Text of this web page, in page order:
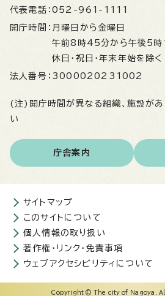
代表電話： 052-961-1111
開庁時間： 月曜日から金曜日
午前8時45分から午後5時
休日・祝日・年末年始を除く
法人番号： 3000020231002
(注)開庁時間が異なる組織、施設が
い
庁舎案内
サイトマップ
このサイトについて
個人情報の取り扱い
著作権・リンク・免責事項
ウェブアクセシビリティについて
Copyright © The city of Nagoya.